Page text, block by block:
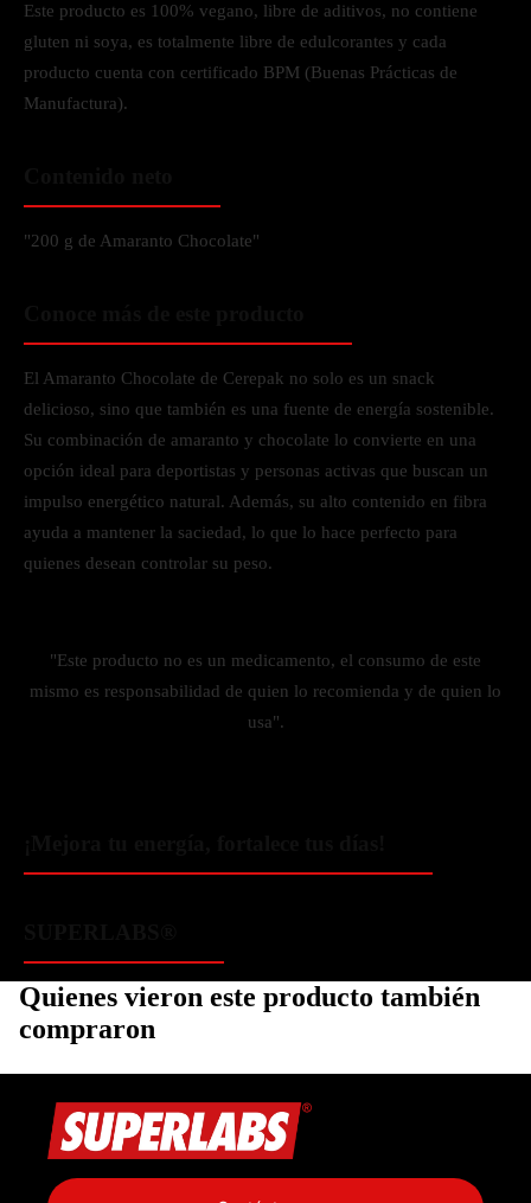
Este producto es 100% vegano, libre de aditivos, no contiene
gluten ni soya, es totalmente libre de edulcorantes y cada
producto cuenta con certificado BPM (Buenas Prácticas de
Manufactura).
"200 g de Amaranto Chocolate"
El Amaranto Chocolate de Cerepak no solo es un snack
delicioso, sino que también es una fuente de energía sostenible.
Su combinación de amaranto y chocolate lo convierte en una
opción ideal para deportistas y personas activas que buscan un
impulso energético natural. Además, su alto contenido en fibra
ayuda a mantener la saciedad, lo que lo hace perfecto para
quienes desean controlar su peso.
"Este producto no es un medicamento, el consumo de este
mismo es responsabilidad de quien lo recomienda y de quien lo
usa".
Quienes vieron este producto también
compraron